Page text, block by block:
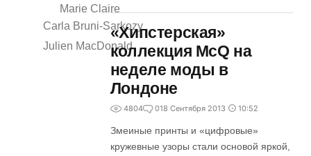
Marie Claire
Carla Bruni-Sarkozy
Julien MacDonald
«Хипстерская»
коллекция McQ на
неделе моды в
Лондоне
4804 018 Сентября 2013 10:52
Змеиные принты и «цифровые»
кружевные узоры стали основой яркой,